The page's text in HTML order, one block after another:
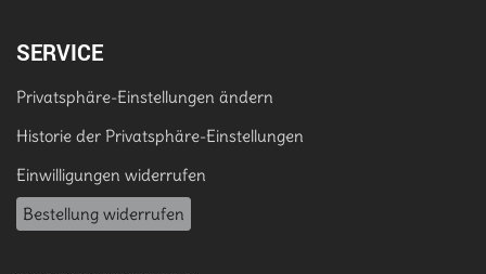
SERVICE
Privatsphäre-Einstellungen ändern
Historie der Privatsphäre-Einstellungen
Einwilligungen widerrufen
Bestellung widerrufen